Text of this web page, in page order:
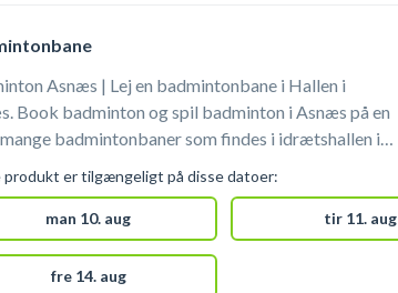
Asnæs | Lej en badmintonbane i Hallen i
Book badminton og spil badminton i Asnæs på en
badmintonbaner som findes i idrætshallen i
købes. Gratis parkering foran hallen ved
af badmintonbane.
er tilgængeligt på disse datoer:
man 10. aug tir 11. aug
fre 14. aug